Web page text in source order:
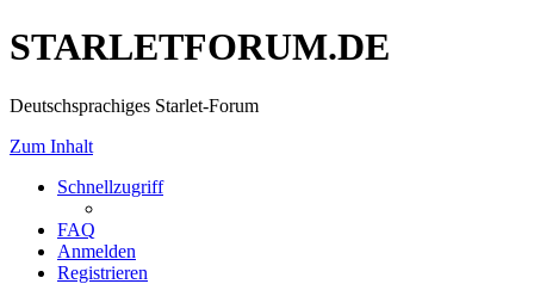
STARLETFORUM.DE
Deutschsprachiges Starlet-Forum
Zum Inhalt
Schnellzugriff
FAQ
Anmelden
Registrieren